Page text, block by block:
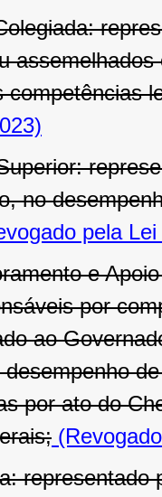
competências
no
pela
e
por
ao
por ato do
representado